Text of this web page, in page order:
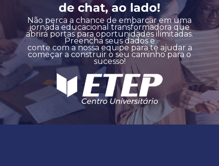
de chat, ao lado!
Não perca a chance de embarcar em uma
jornada educacional transformadora que
abrirá portas para oportunidades ilimitadas.
Preencha seus dados e
conte com a nossa equipe para te ajudar a
começar a construir o seu caminho para o
sucesso!